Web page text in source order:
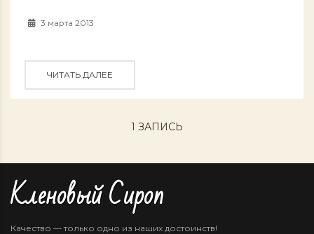
3 марта 2013
ЧИТАТЬ ДАЛЕЕ
1 ЗАПИСЬ
Кленовый Сироп
Качество — только одно из наших достоинств!